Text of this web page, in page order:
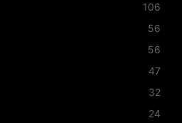
106
56
56
47
32
24